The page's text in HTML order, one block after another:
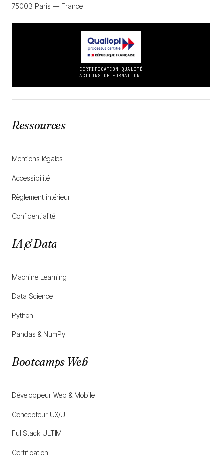
75003 Paris — France
CERTIFICATION QUALITÉ
ACTIONS DE FORMATION
Ressources
Mentions légales
Accessibilité
Règlement intérieur
Confidentialité
IA & Data
Machine Learning
Data Science
Python
Pandas & NumPy
Bootcamps Web
Développeur Web & Mobile
Concepteur UX/UI
FullStack ULTIM
Certification